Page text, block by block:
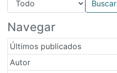
Navegar
Últimos publicados
Autor